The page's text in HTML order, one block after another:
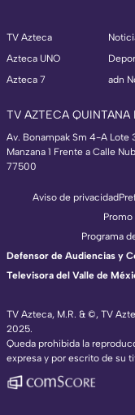
TV Azteca
Azteca UNO
Azteca 7
adn
TV AZTECA QUINTANA
Av. Bonampak Sm 4-A Lote
Manzana 1 Frente a Calle
77500
TV Azteca, M.R. & ©, TV
2025.
Queda prohibida la
expresa y por escrito de su
Aviso de privacidad
Promo
Programa
Defensor de Audiencias y
Televisora del Valle de